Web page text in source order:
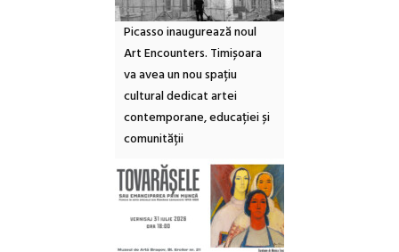
Picasso inaugurează noul
Art Encounters. Timișoara
va avea un nou spațiu
cultural dedicat artei
contemporane, educației și
comunității